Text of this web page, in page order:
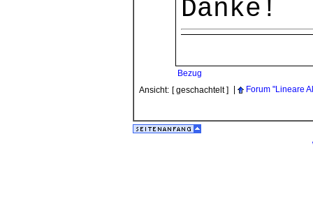
Danke!
Bezug
Ansicht: [ geschachtelt ] Forum "Lineare